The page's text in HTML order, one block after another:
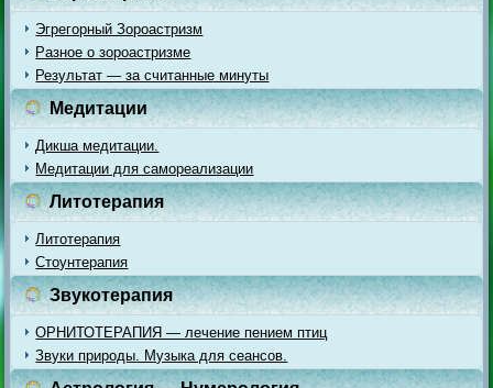
Эгрегорный Зороастризм
Разное о зороастризме
Результат — за считанные минуты
Медитации
Дикша медитации.
Медитации для самореализации
Литотерапия
Литотерапия
Стоунтерапия
Звукотерапия
ОРНИТОТЕРАПИЯ — лечение пением птиц
Звуки природы. Музыка для сеансов.